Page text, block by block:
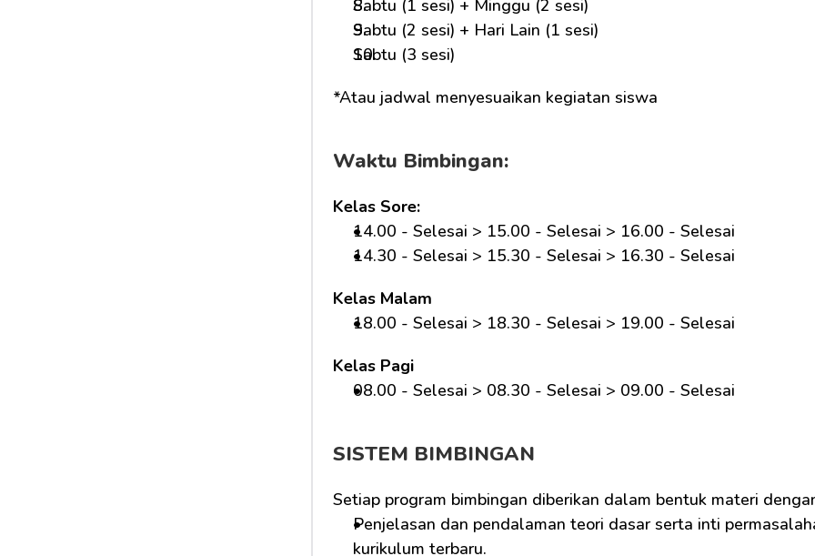
Sabtu (1 sesi) + Minggu (2 sesi)
Sabtu (2 sesi) + Hari Lain (1 sesi)
Sabtu (3 sesi)
*Atau jadwal menyesuaikan kegiatan siswa
Waktu Bimbingan:
Kelas Sore:
14.00 - Selesai > 15.00 - Selesai > 16.00 - Selesai
14.30 - Selesai > 15.30 - Selesai > 16.30 - Selesai
Kelas Malam
18.00 - Selesai > 18.30 - Selesai > 19.00 - Selesai
Kelas Pagi
08.00 - Selesai > 08.30 - Selesai > 09.00 - Selesai
SISTEM BIMBINGAN
Setiap program bimbingan diberikan dalam bentuk materi
Penjelasan dan pendalaman teori dasar serta inti
kurikulum terbaru.